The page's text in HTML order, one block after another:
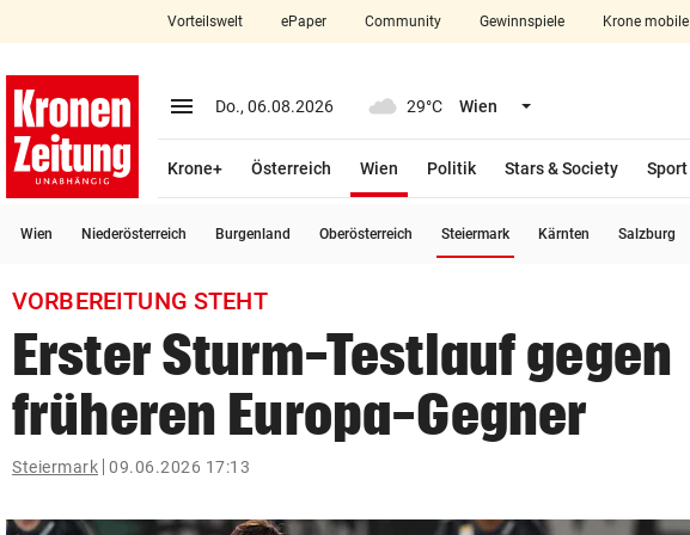
closeSchließen
account_circle Anmelden
arrow_right
Bundesland auswählen
bookmark
Suchbegriff
eingeben
Vorteilswelt ePaper Community Gewinnspiele Krone mobile
menu Menü aufklappen
Do., 06.08.2026 29°C Wien Menü aufklappen
Krone+ Österreich Wien
Politik
Stars & Society Sport
Wien Niederösterreich Burgenland Oberösterreich Steiermark Kärnten Salzburg
VORBEREITUNG STEHT
Erster Sturm-Testlauf gegen
früheren Europa-Gegner
Steiermark 09.06.2026 17:13